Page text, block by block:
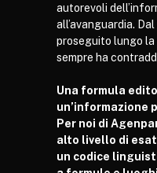
autorevoli
all’avanguardia.
proseguito lungo la
sempre ha
Una formula
un’informazione
Per noi di
alto livello di
un codice